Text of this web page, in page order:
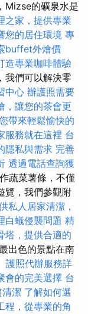
Mizse的礦泉水是
之家，提供專業
您的居住環境 專
buffet外燴價
造專業咖啡體驗
我們可以解決零
中心 辦護照需要
，讓您的茶會更
帶來輕鬆愉快的
服務就在這裡 台
隱私與需求 完善
透過電話查詢獲
蔬菜薯條，不僅
覽，我們參觀附
私人居家清潔，
白蟻侵襲問題 精
塔，提供合適的
出色的景點在南
護照代辦服務詳
會的完美選擇 台
清潔 了解如何選
程，從專業的角